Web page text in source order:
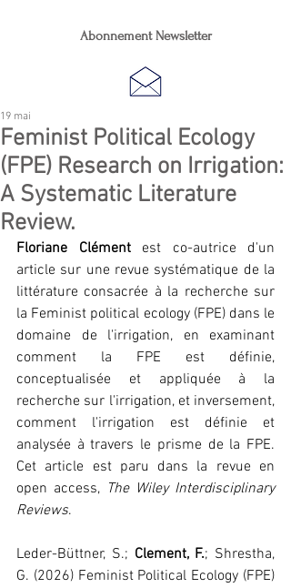
Abonnement Newsletter
Feminist Political Ecology
(FPE) Research on Irrigation:
A Systematic Literature
Review.
19 mai
Floriane Clément est co-autrice d'un
article sur une revue systématique de la
littérature consacrée à la recherche sur
la Feminist political ecology (FPE) dans le
domaine de l'irrigation, en examinant
comment la FPE est définie,
conceptualisée et appliquée à la
recherche sur l'irrigation, et inversement,
comment l'irrigation est définie et
analysée à travers le prisme de la FPE.
Cet article est paru dans la revue en
open access, The Wiley Interdisciplinary
Reviews.
Leder-Büttner, S.; Clement, F.; Shrestha,
G. (2026) Feminist Political Ecology (FPE)